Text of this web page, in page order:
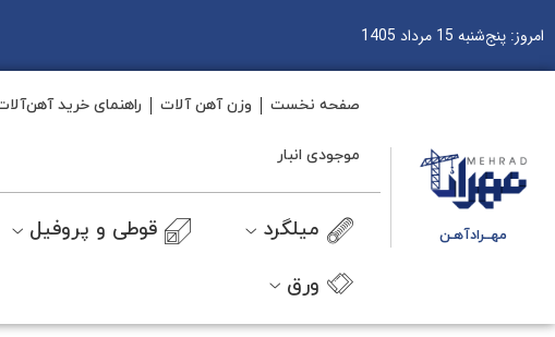
امروز: پنج‌شنبه 15 مرداد 1405
مهــرادآهـن
صفحه نخست وزن آهن آلات راهنمای خرید
موجودی انبار
میلگرد قوطی و پروفیل
ورق